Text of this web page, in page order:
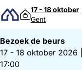
Direct naar17 - 18 oktober
Gent
Bezoek de beurs
17 - 18 oktober 2026
17:00